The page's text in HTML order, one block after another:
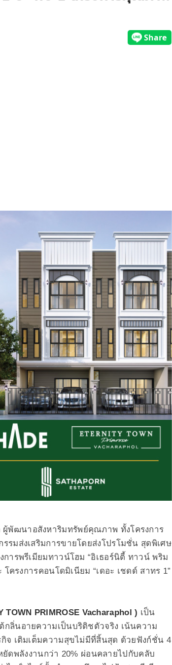
ผู้พัฒนาอสังหาริมทรัพย์คุณภาพ ทั้งโครงการ
มส่งเสริมการขายโดยส่งโปรโมชั่น สุดพิเศษ
ารพรีเมียมทาวน์โฮม “อิเธอร์นิตี้ ทาวน์ พริม
โครงการคอนโดมิเนียม “เดอะ เชดด์ สาทร 1”
TOWN PRIMROSE Vacharaphol ) เป็น
ลิ่นอายความเป็นบริติชตัวจริง เน้นความ
กิจ เติมเต็มความสุขไม่มีที่สิ้นสุด ด้วยฟังก์ชั่น 4
ยัดพลังงานกว่า 20% ผ่อนคลายไปกับคลับ